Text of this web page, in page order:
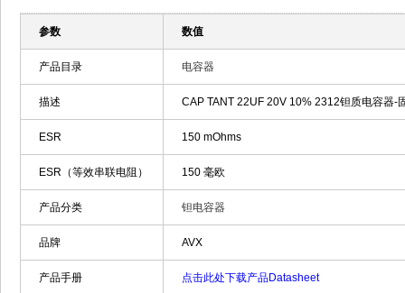
参数 数值
产品目录 电容器
描述 CAP TANT 22UF 20V 10% 2312钽质电容器-
ESR 150 mOhms
ESR（等效串联电阻） 150 毫欧
产品分类 钽电容器
品牌 AVX
产品手册 点击此处下载产品Datasheet